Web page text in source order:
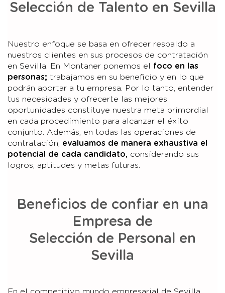
Selección de Talento en Sevilla
Nuestro enfoque se basa en ofrecer respaldo a
nuestros clientes en sus procesos de contratación
en Sevilla. En Montaner ponemos el foco en las
personas; trabajamos en su beneficio y en lo que
podrán aportar a tu empresa. Por lo tanto, entender
tus necesidades y ofrecerte las mejores
oportunidades constituye nuestra meta primordial
en cada procedimiento para alcanzar el éxito
conjunto. Además, en todas las operaciones de
contratación, evaluamos de manera exhaustiva el
potencial de cada candidato, considerando sus
logros, aptitudes y metas futuras.
Beneficios de confiar en una
Empresa de
Selección de Personal en
Sevilla